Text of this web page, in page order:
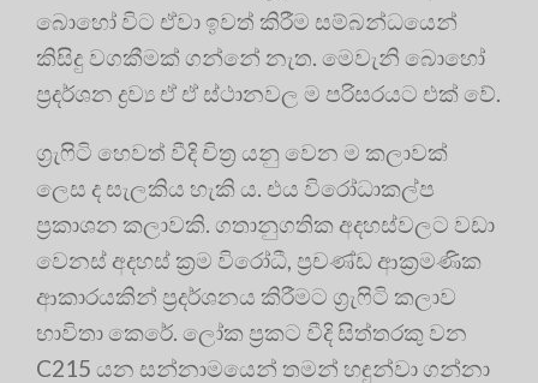
බොහෝ විට ඒවා ඉවත් කිරීම සම්බන්ධයෙන්
කිසිදු වගකීමක් ගන්නේ නැත. මෙවැනි බොහෝ
ප්‍රදර්ශන ද්‍රව්‍ය ඒ ඒ ස්ථානවල ම පරිසරයට එක් වේ.
ග්‍රැෆිටි හෙවත් වීදි චිත්‍ර යනු වෙන ම කලාවක්
ලෙස ද සැලකිය හැකි ය. එය විරෝධාකල්ප
ප්‍රකාශන කලාවකි. ගතානුගතික අදහස්වලට වඩා
වෙනස් අදහස් ක්‍රම විරෝධී, ප්‍රචණ්ඩ ආක්‍රමණික
ආකාරයකින් ප්‍රදර්ශනය කිරීමට ග්‍රැෆිටි කලාව
භාවිතා කෙරේ. ලෝක ප්‍රකට වීදි සිත්තරකු වන
C215 යන සන්නාමයෙන් තමන් හඳුන්වා ගන්නා